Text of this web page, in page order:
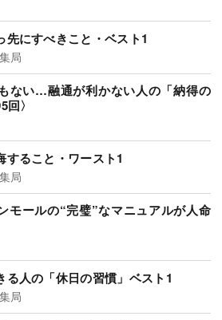
先にすべきこと・ベスト1
局
ない…融通が利かない人の「納得の
〉
すること・ワースト1
局
モールの“完璧”なマニュアルが人命
る人の「休日の習慣」ベスト1
局